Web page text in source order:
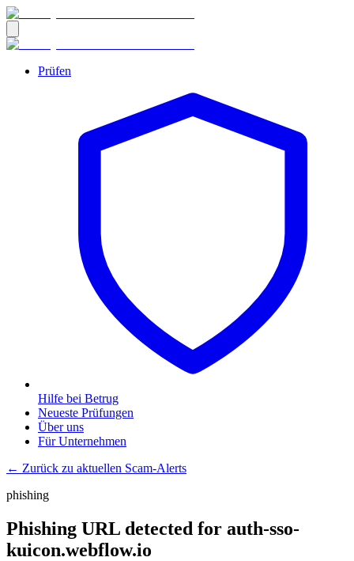
Prüfen
Hilfe bei Betrug
Neueste Prüfungen
Über uns
Für Unternehmen
← Zurück zu aktuellen Scam-Alerts
phishing
Phishing URL detected for auth-sso-
kuicon.webflow.io